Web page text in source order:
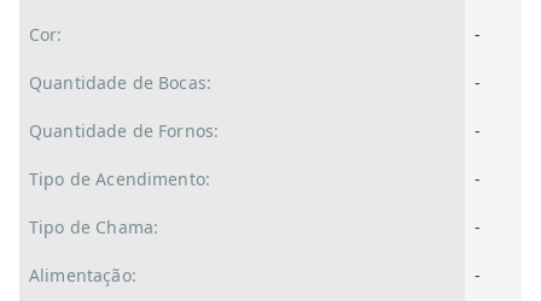
Cor: -
Quantidade de Bocas: -
Quantidade de Fornos: -
Tipo de Acendimento: -
Tipo de Chama: -
Alimentação: -